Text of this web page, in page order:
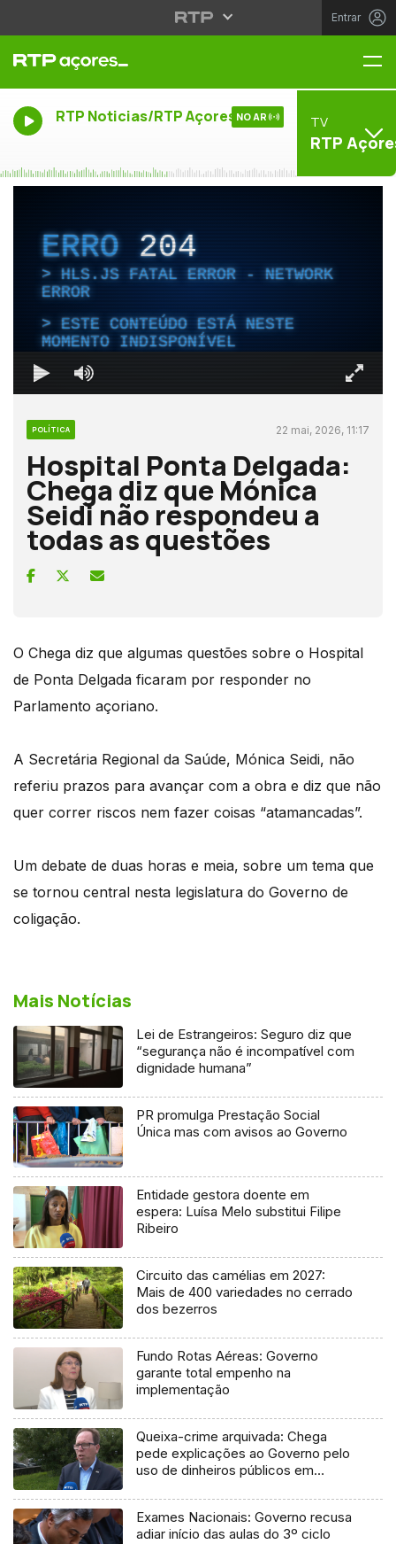
Entrar
RTP Noticias/RTP Açores NO AR TV
RTP
ERRO204
HLS.JS FATAL ERROR - NETWORK
ERROR
ESTE CONTEÚDO ESTÁ NESTE
MOMENTO INDISPONÍVEL
POLÍTICA 22 mai, 2026, 11:17
Hospital Ponta Delgada:
Chega diz que Mónica
Seidi não respondeu a
todas as questões
O Chega diz que algumas questões sobre o Hospital
de Ponta Delgada ficaram por responder no
Parlamento açoriano.
A Secretária Regional da Saúde, Mónica Seidi, não
referiu prazos para avançar com a obra e diz que não
quer correr riscos nem fazer coisas “atamancadas”.
Um debate de duas horas e meia, sobre um tema que
se tornou central nesta legislatura do Governo de
coligação.
Mais Notícias
Lei de Estrangeiros: Seguro diz que
“segurança não é incompatível com
dignidade humana”
PR promulga Prestação Social
Única mas com avisos ao Governo
Entidade gestora doente em
espera: Luísa Melo substitui Filipe
Ribeiro
Circuito das camélias em 2027:
Mais de 400 variedades no cerrado
dos bezerros
Fundo Rotas Aéreas: Governo
garante total empenho na
implementação
Queixa-crime arquivada: Chega
pede explicações ao Governo pelo
uso de dinheiros públicos em
Exames Nacionais: Governo recusa
adiar início das aulas do 3º ciclo